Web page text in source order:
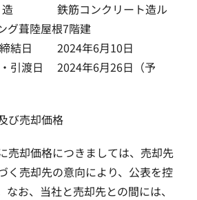
鉄筋コンクリート造ル
グ葺陸屋根7階建
締結日 2024年6月10日
引渡日 2024年6月26日（予
び売却価格
売却価格につきましては、売却先
く売却先の意向により、公表を控
なお、当社と売却先との間には、